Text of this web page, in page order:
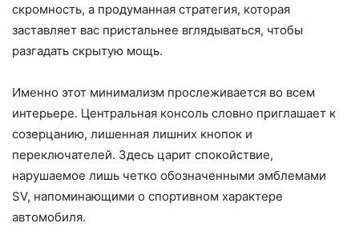
скромность, а продуманная стратегия, которая
заставляет вас пристальнее вглядываться, чтобы
разгадать скрытую мощь.
Именно этот минимализм прослеживается во всем
интерьере. Центральная консоль словно приглашает к
созерцанию, лишенная лишних кнопок и
переключателей. Здесь царит спокойствие,
нарушаемое лишь четко обозначенными эмблемами
SV, напоминающими о спортивном характере
автомобиля.